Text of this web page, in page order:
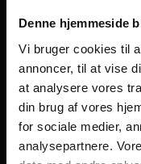
Denne hjemmeside
Vi bruger cookies til
annoncer, til at vise
at analysere vores
din brug af vores
for sociale medier,
analysepartnere.
8370 Hadsten
Afdeling B & C
Alstrupgårdvej 3
8370 Hadsten
(+45) 23 39 09 79
box@boxdepotet.dk
Cvr. nr. 81543615